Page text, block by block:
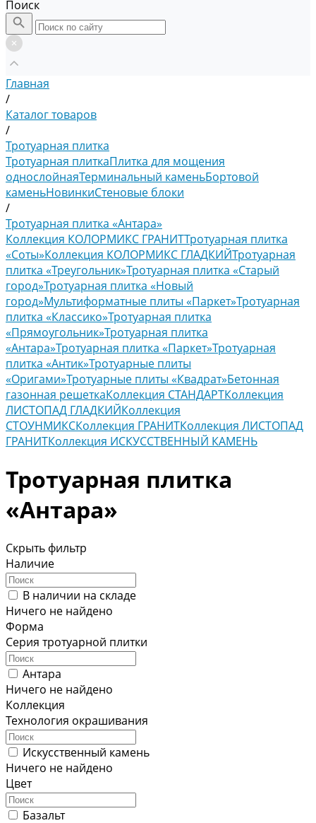
Поиск
Главная
/
Каталог товаров
/
Тротуарная плитка
Тротуарная плиткаПлитка для мощения
однослойнаяТерминальный каменьБортовой
каменьНовинкиСтеновые блоки
/
Тротуарная плитка «Антара»
Коллекция КОЛОРМИКС ГРАНИТТротуарная плитка
«Соты»Коллекция КОЛОРМИКС ГЛАДКИЙТротуарная
плитка «Треугольник»Тротуарная плитка «Старый
город»Тротуарная плитка «Новый
город»Мультиформатные плиты «Паркет»Тротуарная
плитка «Классико»Тротуарная плитка
«Прямоугольник»Тротуарная плитка
«Антара»Тротуарная плитка «Паркет»Тротуарная
плитка «Антик»Тротуарные плиты
«Оригами»Тротуарные плиты «Квадрат»Бетонная
газонная решеткаКоллекция СТАНДАРТКоллекция
ЛИСТОПАД ГЛАДКИЙКоллекция
СТОУНМИКСКоллекция ГРАНИТКоллекция ЛИСТОПАД
ГРАНИТКоллекция ИСКУССТВЕННЫЙ КАМЕНЬ
Тротуарная плитка
«Антара»
Скрыть фильтр
Наличие
В наличии на складе
Ничего не найдено
Форма
Серия тротуарной плитки
Антара
Ничего не найдено
Коллекция
Технология окрашивания
Искусственный камень
Ничего не найдено
Цвет
Базальт